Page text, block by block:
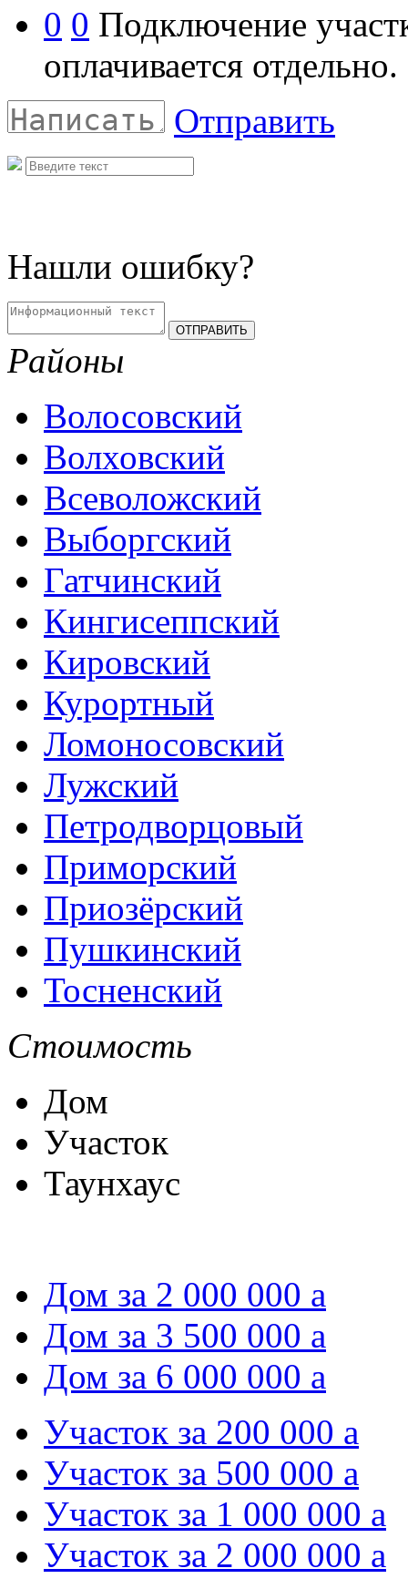
0 0 Подключение
оплачивается отдельно.
Отправить
Нашли ошибку?
Районы
Волосовский
Волховский
Всеволожский
Выборгский
Гатчинский
Кингисеппский
Кировский
Курортный
Ломоносовский
Лужский
Петродворцовый
Приморский
Приозёрский
Пушкинский
Тосненский
Стоимость
Дом
Участок
Таунхаус
Дом за 2 000 000 a
Дом за 3 500 000 a
Дом за 6 000 000 a
Участок за 200 000 a
Участок за 500 000 a
Участок за 1 000 000 a
Участок за 2 000 000 a